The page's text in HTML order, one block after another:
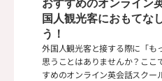
国人観光客におもてな
う！
外国人観光客と接する際に「も
思うことはありませんか？ここ
すめのオンライン英会話スクー